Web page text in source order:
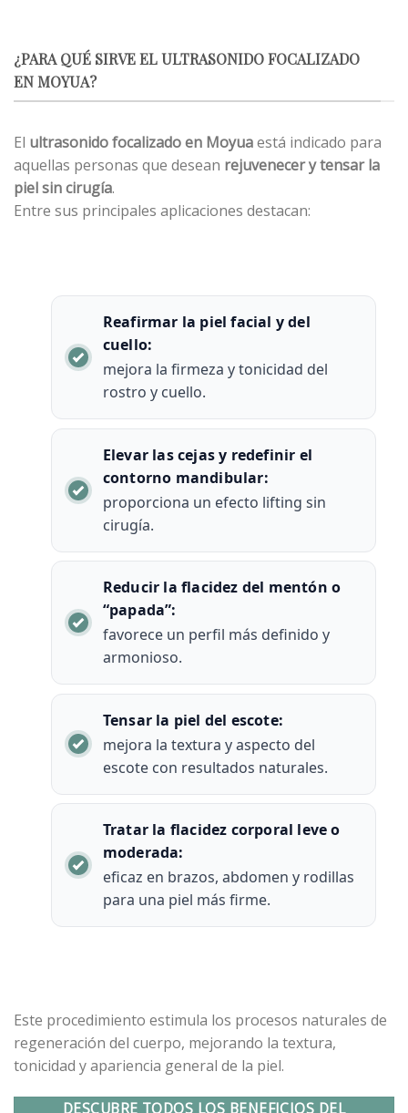
¿PARA QUÉ SIRVE EL ULTRASONIDO FOCALIZADO
EN MOYUA?
El ultrasonido focalizado en Moyuaestá indicado para
aquellas personas que desean rejuvenecer y tensar la
piel sin cirugía.
Entre sus principales aplicaciones destacan:
Reafirmar la piel facial y del
cuello:
mejora la firmeza y tonicidad del
rostro y cuello.
Elevar las cejas y redefinir el
contorno mandibular:
proporciona un efecto lifting sin
cirugía.
Reducir la flacidez del mentón o
“papada”:
favorece un perfil más definido y
armonioso.
Tensar la piel del escote:
mejora la textura y aspecto del
escote con resultados naturales.
Tratar la flacidez corporal leve o
moderada:
eficaz en brazos, abdomen y rodillas
para una piel más firme.
Este procedimiento estimula los procesos naturales de
regeneración del cuerpo, mejorando la textura,
tonicidad y apariencia general de la piel.
DESCUBRE TODOS LOS BENEFICIOS DEL